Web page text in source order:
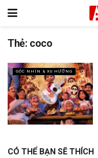
Thẻ: coco
GÓC NHÌN & XU HƯỚNG
CÓ THỂ BẠN SẼ THÍCH